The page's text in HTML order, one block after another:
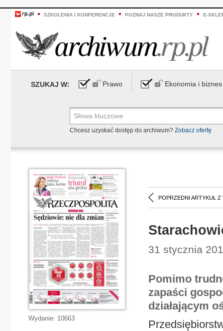
SZKOLENIA I KONFERENCJE POZNAJ NASZE PRODUKTY E-
SZUKAJ W: Prawo Ekonomia i biznes
Chcesz uzyskać dostęp do archiwum? Zobacz ofertę
POPRZEDNI ARTYKUŁ Z
31 stycznia
Pomimo
zapaści
działającym
Wydanie: 10663